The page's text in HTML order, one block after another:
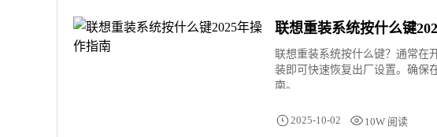
联想重装系统按什么键
联想重装系统按什么键？通常在
装即可快速恢复出厂设置。确保
南。
2025-10-02 10W 阅读